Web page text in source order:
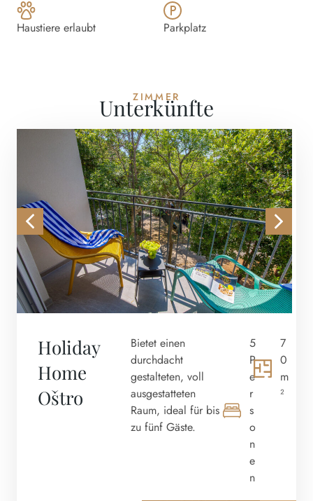
Haustiere erlaubt Parkplatz
ZIMMER
Unterkünfte
Holiday
Home
Oštro
Bietet einen
durchdacht
gestalteten, voll
ausgestatteten
Raum, ideal für bis
zu fünf Gäste.
5
P
e
r
s
o
n
e
n
7
0
m
²